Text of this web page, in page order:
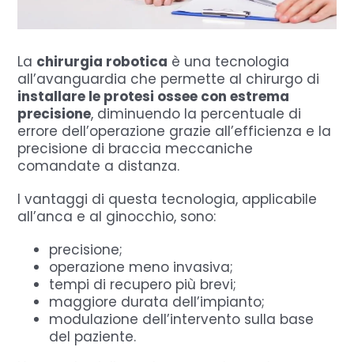
La chirurgia robotica è una tecnologia
all’avanguardia che permette al chirurgo di
installare le protesi ossee con estrema
precisione, diminuendo la percentuale di
errore dell’operazione grazie all’efficienza e la
precisione di braccia meccaniche
comandate a distanza.
I vantaggi di questa tecnologia, applicabile
all’anca e al ginocchio, sono:
precisione;
operazione meno invasiva;
tempi di recupero più brevi;
maggiore durata dell’impianto;
modulazione dell’intervento sulla base
del paziente.